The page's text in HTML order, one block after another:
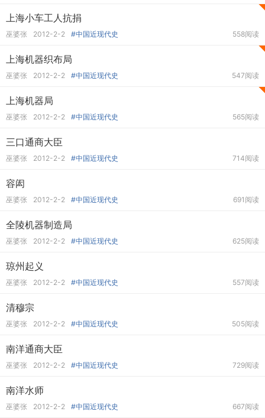
上海小车工人抗捐
巫婆张 2012-2-2 #中国近现代史 558阅读
上海机器织布局
巫婆张 2012-2-2 #中国近现代史 547阅读
上海机器局
巫婆张 2012-2-2 #中国近现代史 565阅读
三口通商大臣
巫婆张 2012-2-2 #中国近现代史 714阅读
容闳
巫婆张 2012-2-2 #中国近现代史 691阅读
全陵机器制造局
巫婆张 2012-2-2 #中国近现代史 625阅读
琼州起义
巫婆张 2012-2-2 #中国近现代史 557阅读
清穆宗
巫婆张 2012-2-2 #中国近现代史 505阅读
南洋通商大臣
巫婆张 2012-2-2 #中国近现代史 729阅读
南洋水师
巫婆张 2012-2-2 #中国近现代史 667阅读